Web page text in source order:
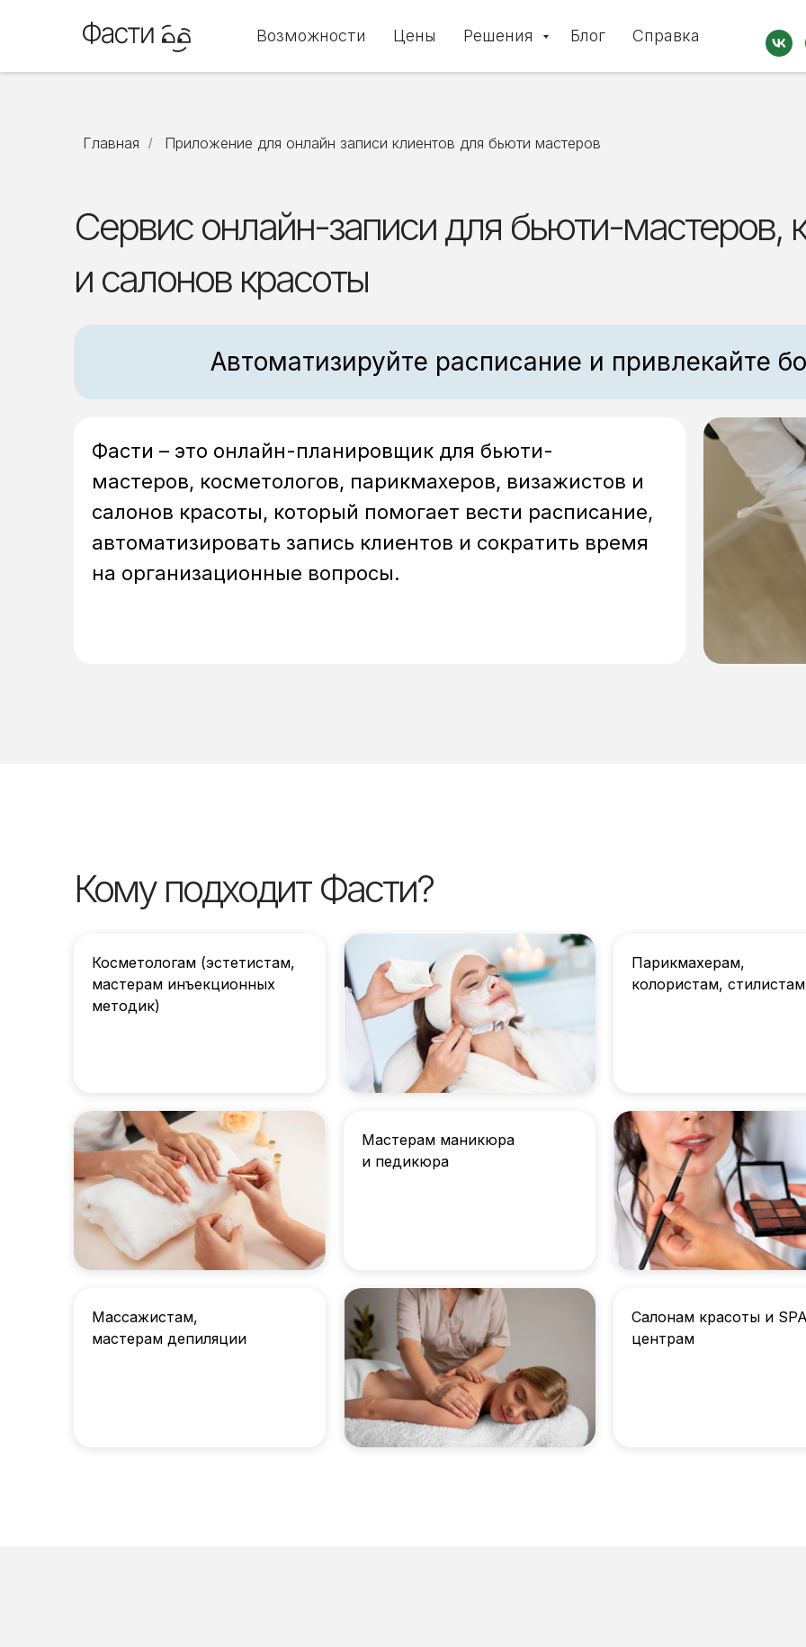
Возможности Цены Решения Блог Справка
Главная / Приложение для онлайн записи клиентов для бьюти мастеров
Сервис онлайн-записи для бьюти-мастеров,
и салонов красоты
Фасти – это онлайн-планировщик для бьюти-
мастеров, косметологов, парикмахеров, визажистов и
салонов красоты, который помогает вести расписание,
автоматизировать запись клиентов и сократить время
на организационные вопросы.
Автоматизируйте расписание и привлекайте
Кому подходит Фасти?
Салонам красоты и
центрам
Мастерам маникюра
и педикюра
Массажистам,
мастерам депиляции
Косметологам (эстетистам,
мастерам инъекционных
методик)
Парикмахерам,
колористам, стилистам